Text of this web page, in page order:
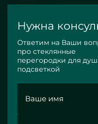
Нужна
Ответим на Ваши
про стеклянные
перегородки для
подсветкой